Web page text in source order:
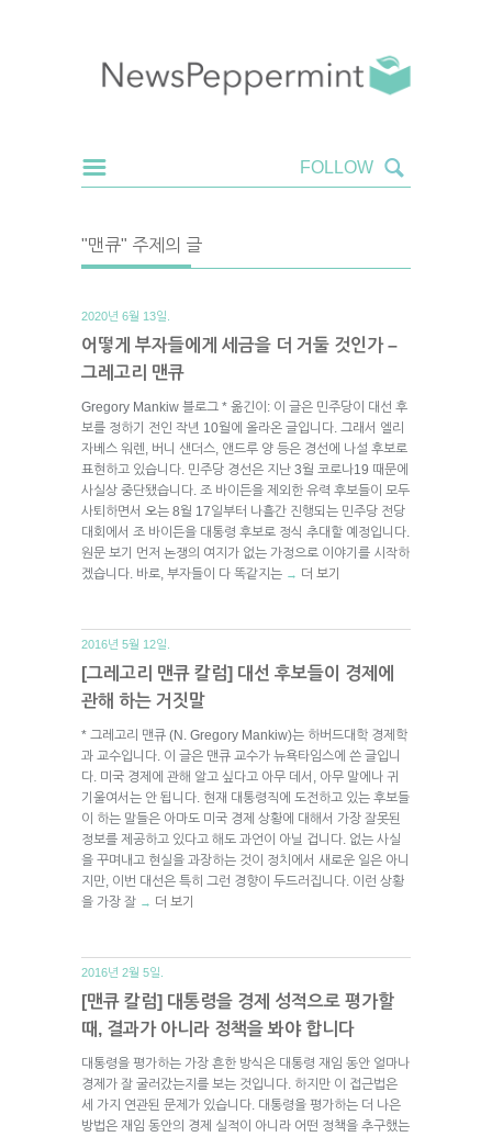
"맨큐" 주제의 글
2020년 6월 13일.
어떻게 부자들에게 세금을 더 거둘 것인가 –
그레고리 맨큐
Gregory Mankiw 블로그 * 옮긴이: 이 글은 민주당이 대선 후
보를 정하기 전인 작년 10월에 올라온 글입니다. 그래서 엘리
자베스 워렌, 버니 샌더스, 앤드루 양 등은 경선에 나설 후보로
표현하고 있습니다. 민주당 경선은 지난 3월 코로나19 때문에
사실상 중단됐습니다. 조 바이든을 제외한 유력 후보들이 모두
사퇴하면서 오는 8월 17일부터 나흘간 진행되는 민주당 전당
대회에서 조 바이든을 대통령 후보로 정식 추대할 예정입니다.
원문 보기 먼저 논쟁의 여지가 없는 가정으로 이야기를 시작하
겠습니다. 바로, 부자들이 다 똑같지는 → 더 보기
2016년 5월 12일.
[그레고리 맨큐 칼럼] 대선 후보들이 경제에
관해 하는 거짓말
* 그레고리 맨큐 (N. Gregory Mankiw)는 하버드대학 경제학
과 교수입니다. 이 글은 맨큐 교수가 뉴욕타임스에 쓴 글입니
다. 미국 경제에 관해 알고 싶다고 아무 데서, 아무 말에나 귀
기울여서는 안 됩니다. 현재 대통령직에 도전하고 있는 후보들
이 하는 말들은 아마도 미국 경제 상황에 대해서 가장 잘못된
정보를 제공하고 있다고 해도 과언이 아닐 겁니다. 없는 사실
을 꾸며내고 현실을 과장하는 것이 정치에서 새로운 일은 아니
지만, 이번 대선은 특히 그런 경향이 두드러집니다. 이런 상황
을 가장 잘 → 더 보기
2016년 2월 5일.
[맨큐 칼럼] 대통령을 경제 성적으로 평가할
때, 결과가 아니라 정책을 봐야 합니다
대통령을 평가하는 가장 흔한 방식은 대통령 재임 동안 얼마나
경제가 잘 굴러갔는지를 보는 것입니다. 하지만 이 접근법은
세 가지 연관된 문제가 있습니다. 대통령을 평가하는 더 나은
방법은 재임 동안의 경제 실적이 아니라 어떤 정책을 추구했는